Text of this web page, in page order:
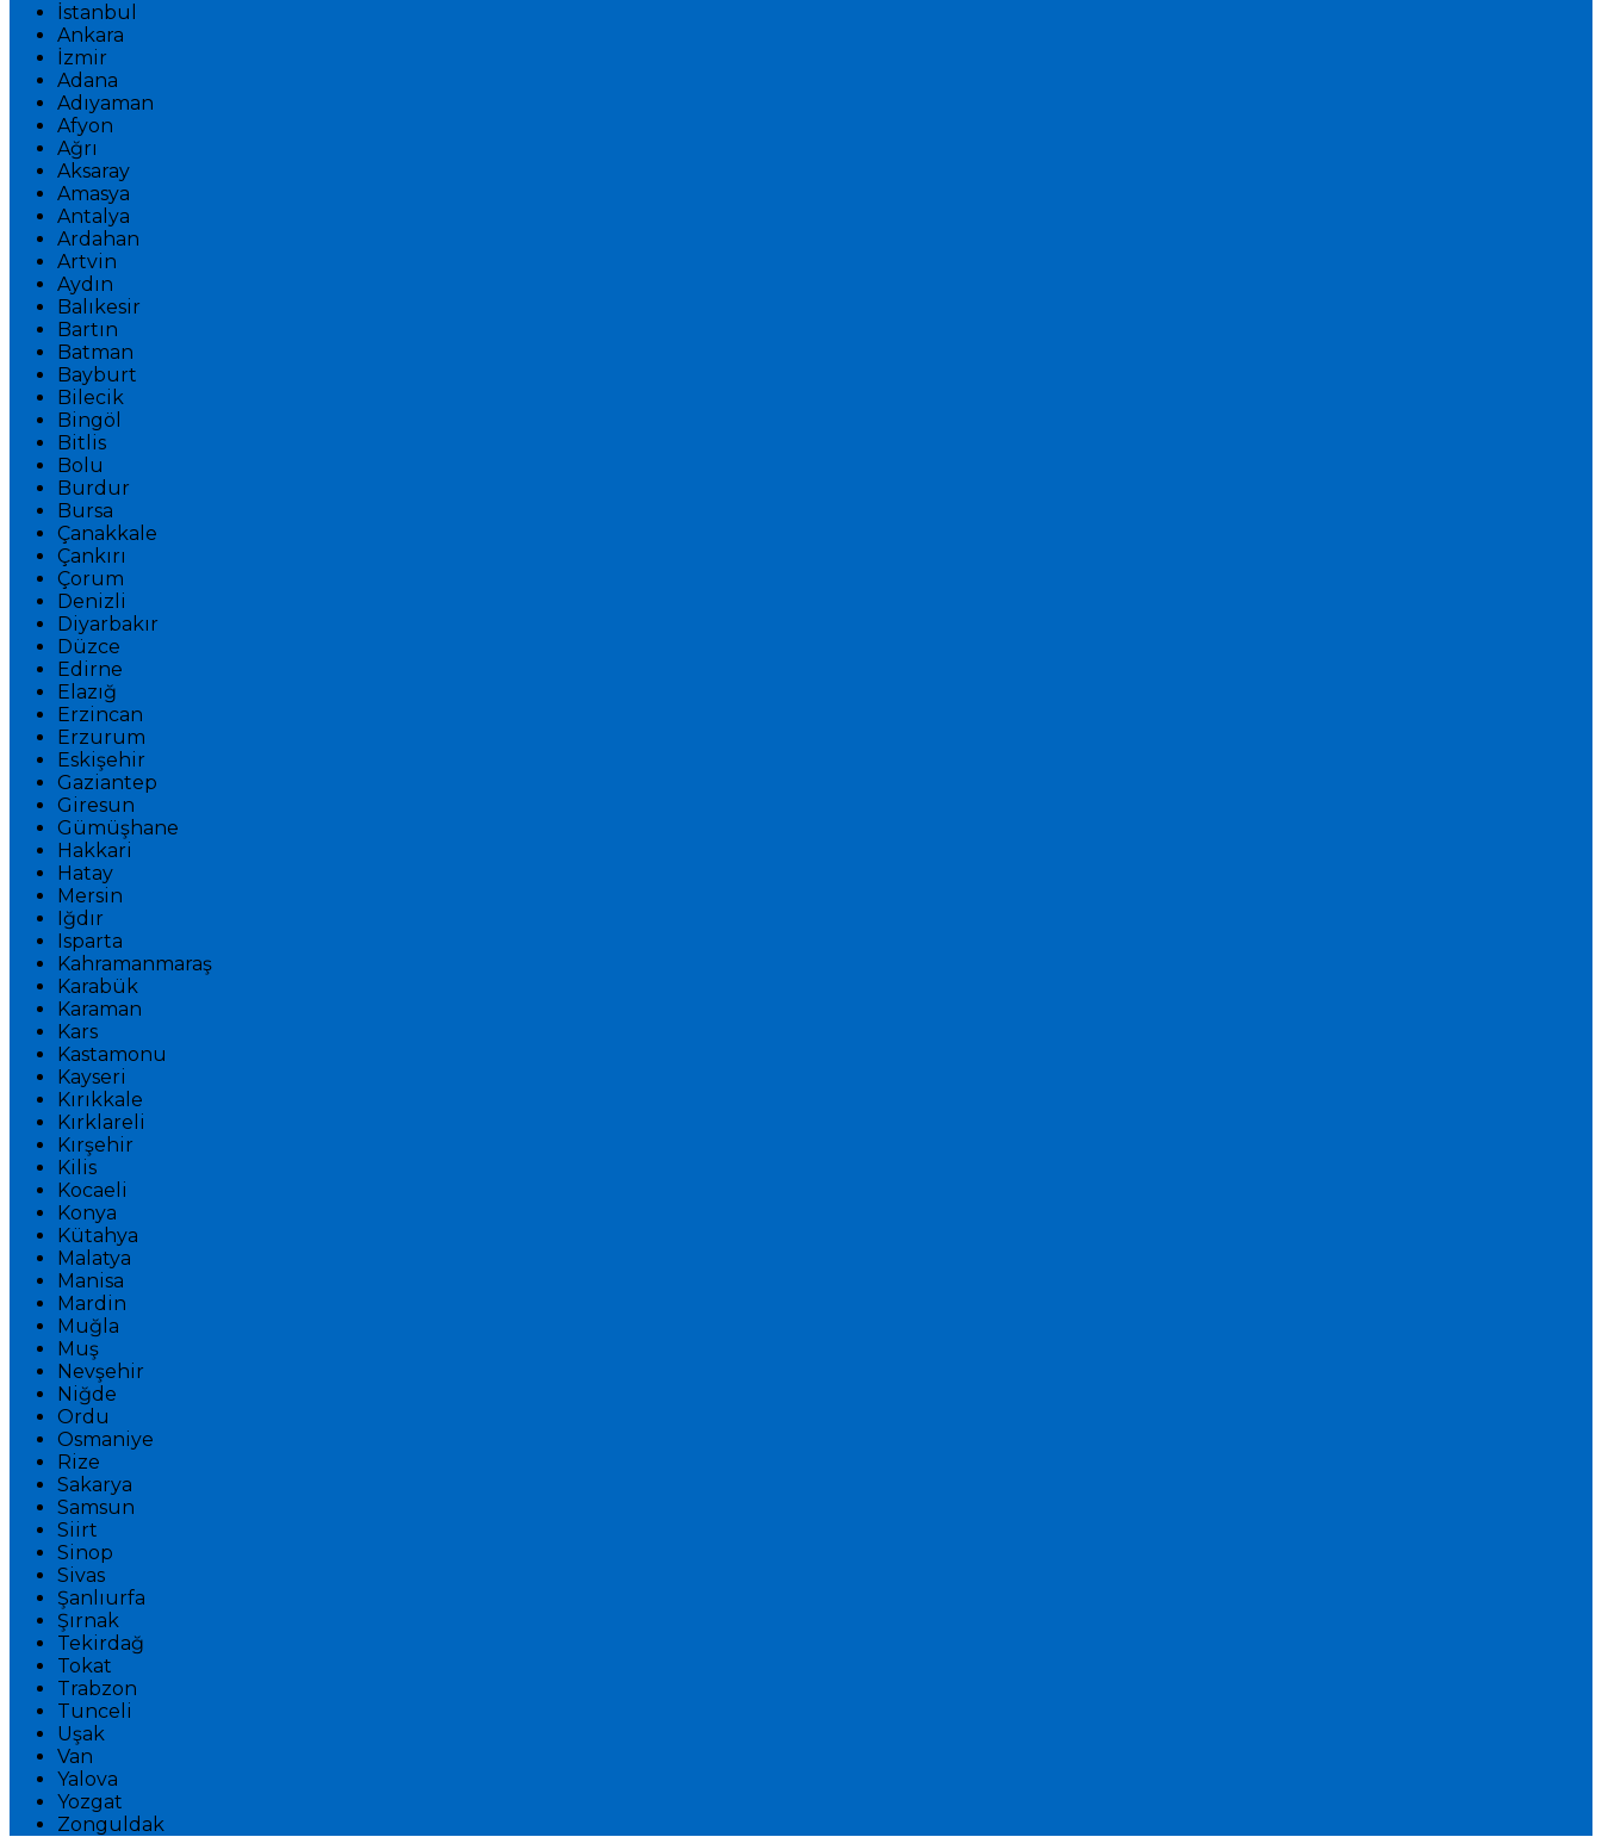
İstanbul
Ankara
İzmir
Adana
Adıyaman
Afyon
Ağrı
Aksaray
Amasya
Antalya
Ardahan
Artvin
Aydın
Balıkesir
Bartın
Batman
Bayburt
Bilecik
Bingöl
Bitlis
Bolu
Burdur
Bursa
Çanakkale
Çankırı
Çorum
Denizli
Diyarbakır
Düzce
Edirne
Elazığ
Erzincan
Erzurum
Eskişehir
Gaziantep
Giresun
Gümüşhane
Hakkari
Hatay
Mersin
Iğdır
Isparta
Kahramanmaraş
Karabük
Karaman
Kars
Kastamonu
Kayseri
Kırıkkale
Kırklareli
Kırşehir
Kilis
Kocaeli
Konya
Kütahya
Malatya
Manisa
Mardin
Muğla
Muş
Nevşehir
Niğde
Ordu
Osmaniye
Rize
Sakarya
Samsun
Siirt
Sinop
Sivas
Şanlıurfa
Şırnak
Tekirdağ
Tokat
Trabzon
Tunceli
Uşak
Van
Yalova
Yozgat
Zonguldak